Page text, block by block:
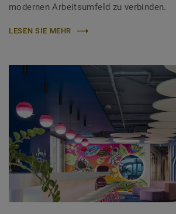
modernen Arbeitsumfeld zu verbinden.
LESEN SIE MEHR